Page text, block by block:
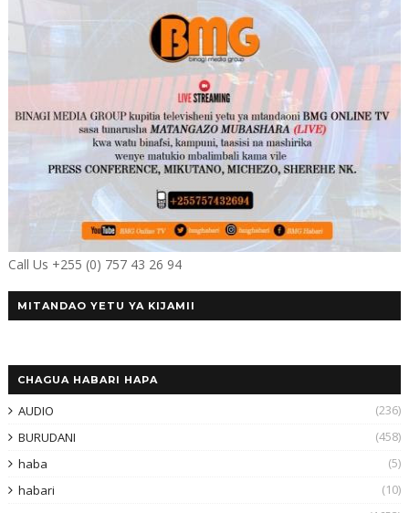
Call Us +255 (0) 757 43 26 94
MITANDAO YETU YA KIJAMII
CHAGUA HABARI HAPA
AUDIO
(236)
BURUDANI
(458)
haba
(5)
habari
(10)